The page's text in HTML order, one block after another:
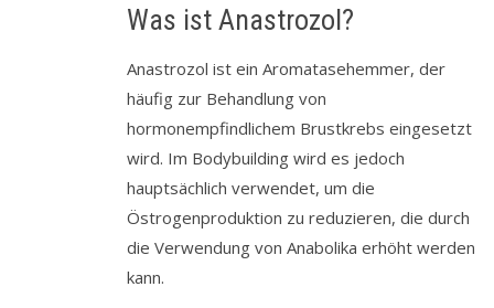
Was ist Anastrozol?
Anastrozol ist ein Aromatasehemmer, der
häufig zur Behandlung von
hormonempfindlichem Brustkrebs eingesetzt
wird. Im Bodybuilding wird es jedoch
hauptsächlich verwendet, um die
Östrogenproduktion zu reduzieren, die durch
die Verwendung von Anabolika erhöht werden
kann.